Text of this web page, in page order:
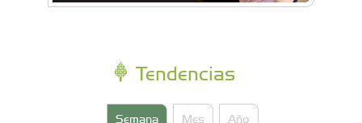
Tendencias
Semana Mes Año